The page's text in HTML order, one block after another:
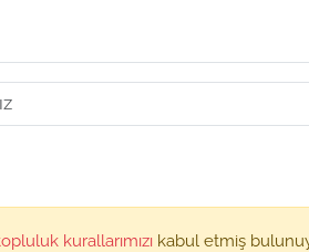
kurallarımızı kabul etmiş